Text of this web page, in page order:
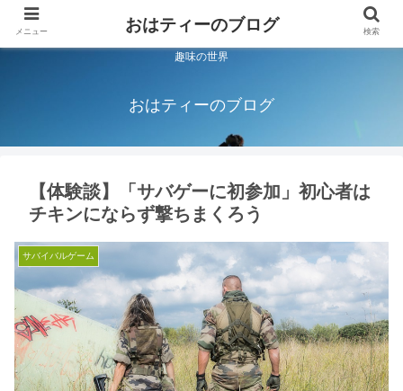
趣味の世界
おはティーのブログ
【体験談】「サバゲーに初参加」初心者は
チキンにならず撃ちまくろう
サバイバルゲーム
メニュー おはティーのブログ 検索